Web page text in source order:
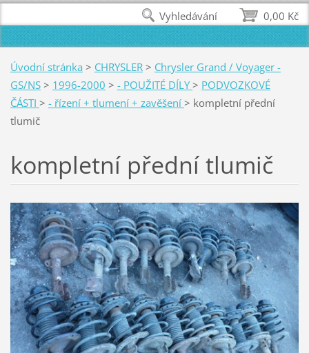
Úvodní stránka > CHRYSLER > Chrysler Grand / Voyager -
GS/NS > 1996-2000 > - POUŽITÉ DÍLY> PODVOZKOVÉ
ČÁSTI > - řízení + tlumení + zavěšení > kompletní přední
tlumič
kompletní přední tlumič
0,00 Kč
Vyhledávání